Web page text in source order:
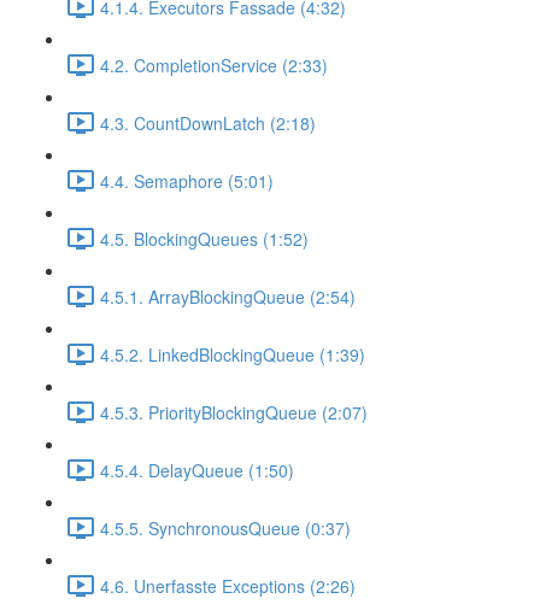
4.1.4. Executors Fassade (4:32)
4.2. CompletionService (2:33)
4.3. CountDownLatch (2:18)
4.4. Semaphore (5:01)
4.5. BlockingQueues (1:52)
4.5.1. ArrayBlockingQueue (2:54)
4.5.2. LinkedBlockingQueue (1:39)
4.5.3. PriorityBlockingQueue (2:07)
4.5.4. DelayQueue (1:50)
4.5.5. SynchronousQueue (0:37)
4.6. Unerfasste Exceptions (2:26)